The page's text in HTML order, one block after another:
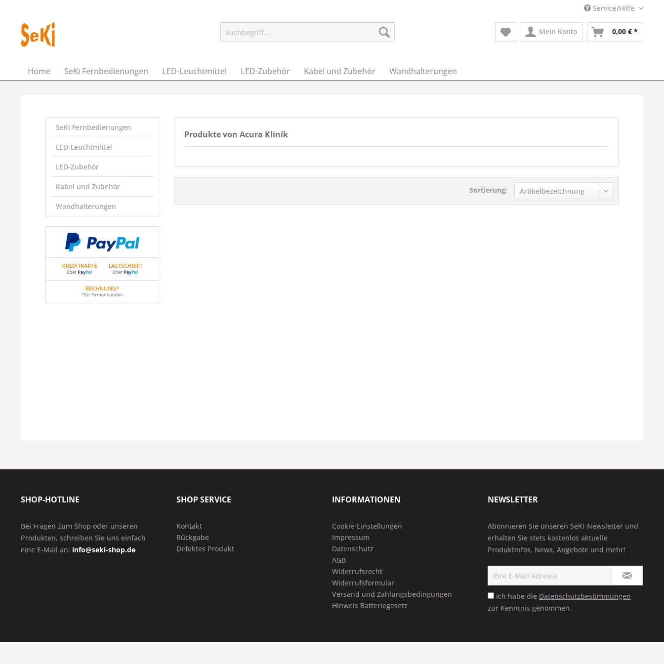
Service/Hilfe
Mein Konto 0,00 € *
Home SeKi Fernbedienungen LED-Leuchtmittel LED-Zubehör Kabel und Zubehör Wandhalterungen
SeKi Fernbedienungen
LED-Leuchtmittel
LED-Zubehör
Kabel und Zubehör
Wandhalterungen
Produkte von Acura Klinik
Sortierung:
SHOP-HOTLINE
Bei Fragen zum Shop oder unseren
Produkten, schreiben Sie uns einfach
eine E-Mail an: info@seki-shop.de
SHOP SERVICE
Kontakt
Rückgabe
Defektes Produkt
INFORMATIONEN
Cookie-Einstellungen
Impressum
Datenschutz
AGB
Widerrufsrecht
Widerrufsformular
Versand und Zahlungsbedingungen
Hinweis Batteriegesetz
NEWSLETTER
Abonnieren Sie unseren SeKi-Newsletter und
erhalten Sie stets kostenlos aktuelle
Produktinfos, News, Angebote und mehr!
Ich habe die Datenschutzbestimmungen
zur Kenntnis genommen.